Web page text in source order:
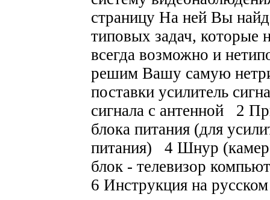
страницу На ней Вы
типовых задач, которые
всегда возможно и
решим Вашу самую
поставки усилитель
сигнала с антенной 2
блока питания (для
питания) 4 Шнур
блок - телевизор
6 Инструкция на